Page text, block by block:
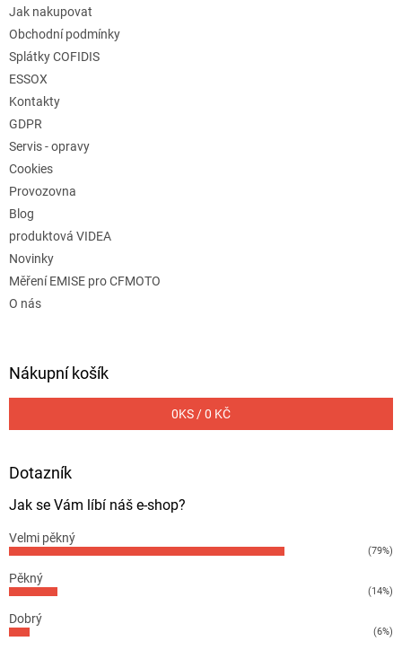
Jak nakupovat
Obchodní podmínky
Splátky COFIDIS
ESSOX
Kontakty
GDPR
Servis - opravy
Cookies
Provozovna
Blog
produktová VIDEA
Novinky
Měření EMISE pro CFMOTO
O nás
Nákupní košík
0KS /0 KČ
Dotazník
Jak se Vám líbí náš e-shop?
Velmi pěkný
(79%)
Pěkný
(14%)
Dobrý
(6%)